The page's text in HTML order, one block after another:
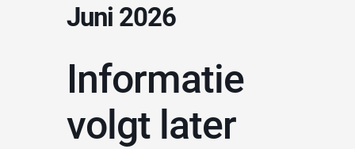
Juni 2026
Informatie
volgt later